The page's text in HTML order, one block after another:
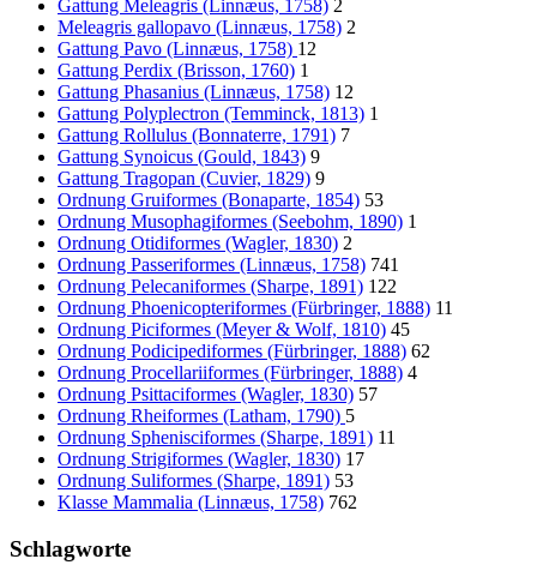
Gattung Meleagris (Linnæus, 1758) 2
Meleagris gallopavo (Linnæus, 1758) 2
Gattung Pavo (Linnæus, 1758) 12
Gattung Perdix (Brisson, 1760) 1
Gattung Phasanius (Linnæus, 1758) 12
Gattung Polyplectron (Temminck, 1813) 1
Gattung Rollulus (Bonnaterre, 1791) 7
Gattung Synoicus (Gould, 1843) 9
Gattung Tragopan (Cuvier, 1829) 9
Ordnung Gruiformes (Bonaparte, 1854) 53
Ordnung Musophagiformes (Seebohm, 1890) 1
Ordnung Otidiformes (Wagler, 1830) 2
Ordnung Passeriformes (Linnæus, 1758) 741
Ordnung Pelecaniformes (Sharpe, 1891) 122
Ordnung Phoenicopteriformes (Fürbringer, 1888) 11
Ordnung Piciformes (Meyer & Wolf, 1810) 45
Ordnung Podicipediformes (Fürbringer, 1888) 62
Ordnung Procellariiformes (Fürbringer, 1888) 4
Ordnung Psittaciformes (Wagler, 1830) 57
Ordnung Rheiformes (Latham, 1790) 5
Ordnung Sphenisciformes (Sharpe, 1891) 11
Ordnung Strigiformes (Wagler, 1830) 17
Ordnung Suliformes (Sharpe, 1891) 53
Klasse Mammalia (Linnæus, 1758) 762
Schlagworte